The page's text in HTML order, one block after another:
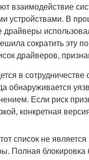
взаимодействие
устройствами. В
сократить эту
драйверов,
в
обнаруживается
Если риск
конкретная
список не
Полная блокировка